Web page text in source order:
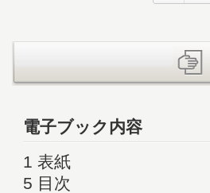
電子ブック内容
1 表紙
5 目次